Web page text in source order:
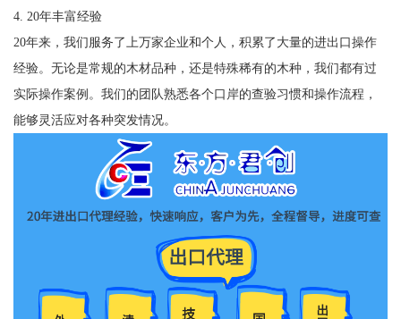
4. 20年丰富经验
20年来，我们服务了上万家企业和个人，积累了大量的进出口操作
经验。无论是常规的木材品种，还是特殊稀有的木种，我们都有过
实际操作案例。我们的团队熟悉各个口岸的查验习惯和操作流程，
能够灵活应对各种突发情况。